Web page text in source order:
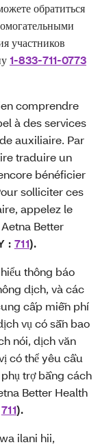
обратиться
участников
1-833-711-0773
comprendre
à des services
auxiliaire. Par
traduire un
bénéficier
solliciter ces
appelez le
Better
: 711).
thông báo
dịch, và các
cấp miễn phí
vụ có sẵn bao
nói, dịch văn
có thể yêu cầu
trợ bằng cách
Better Health
711).
ilani hii,